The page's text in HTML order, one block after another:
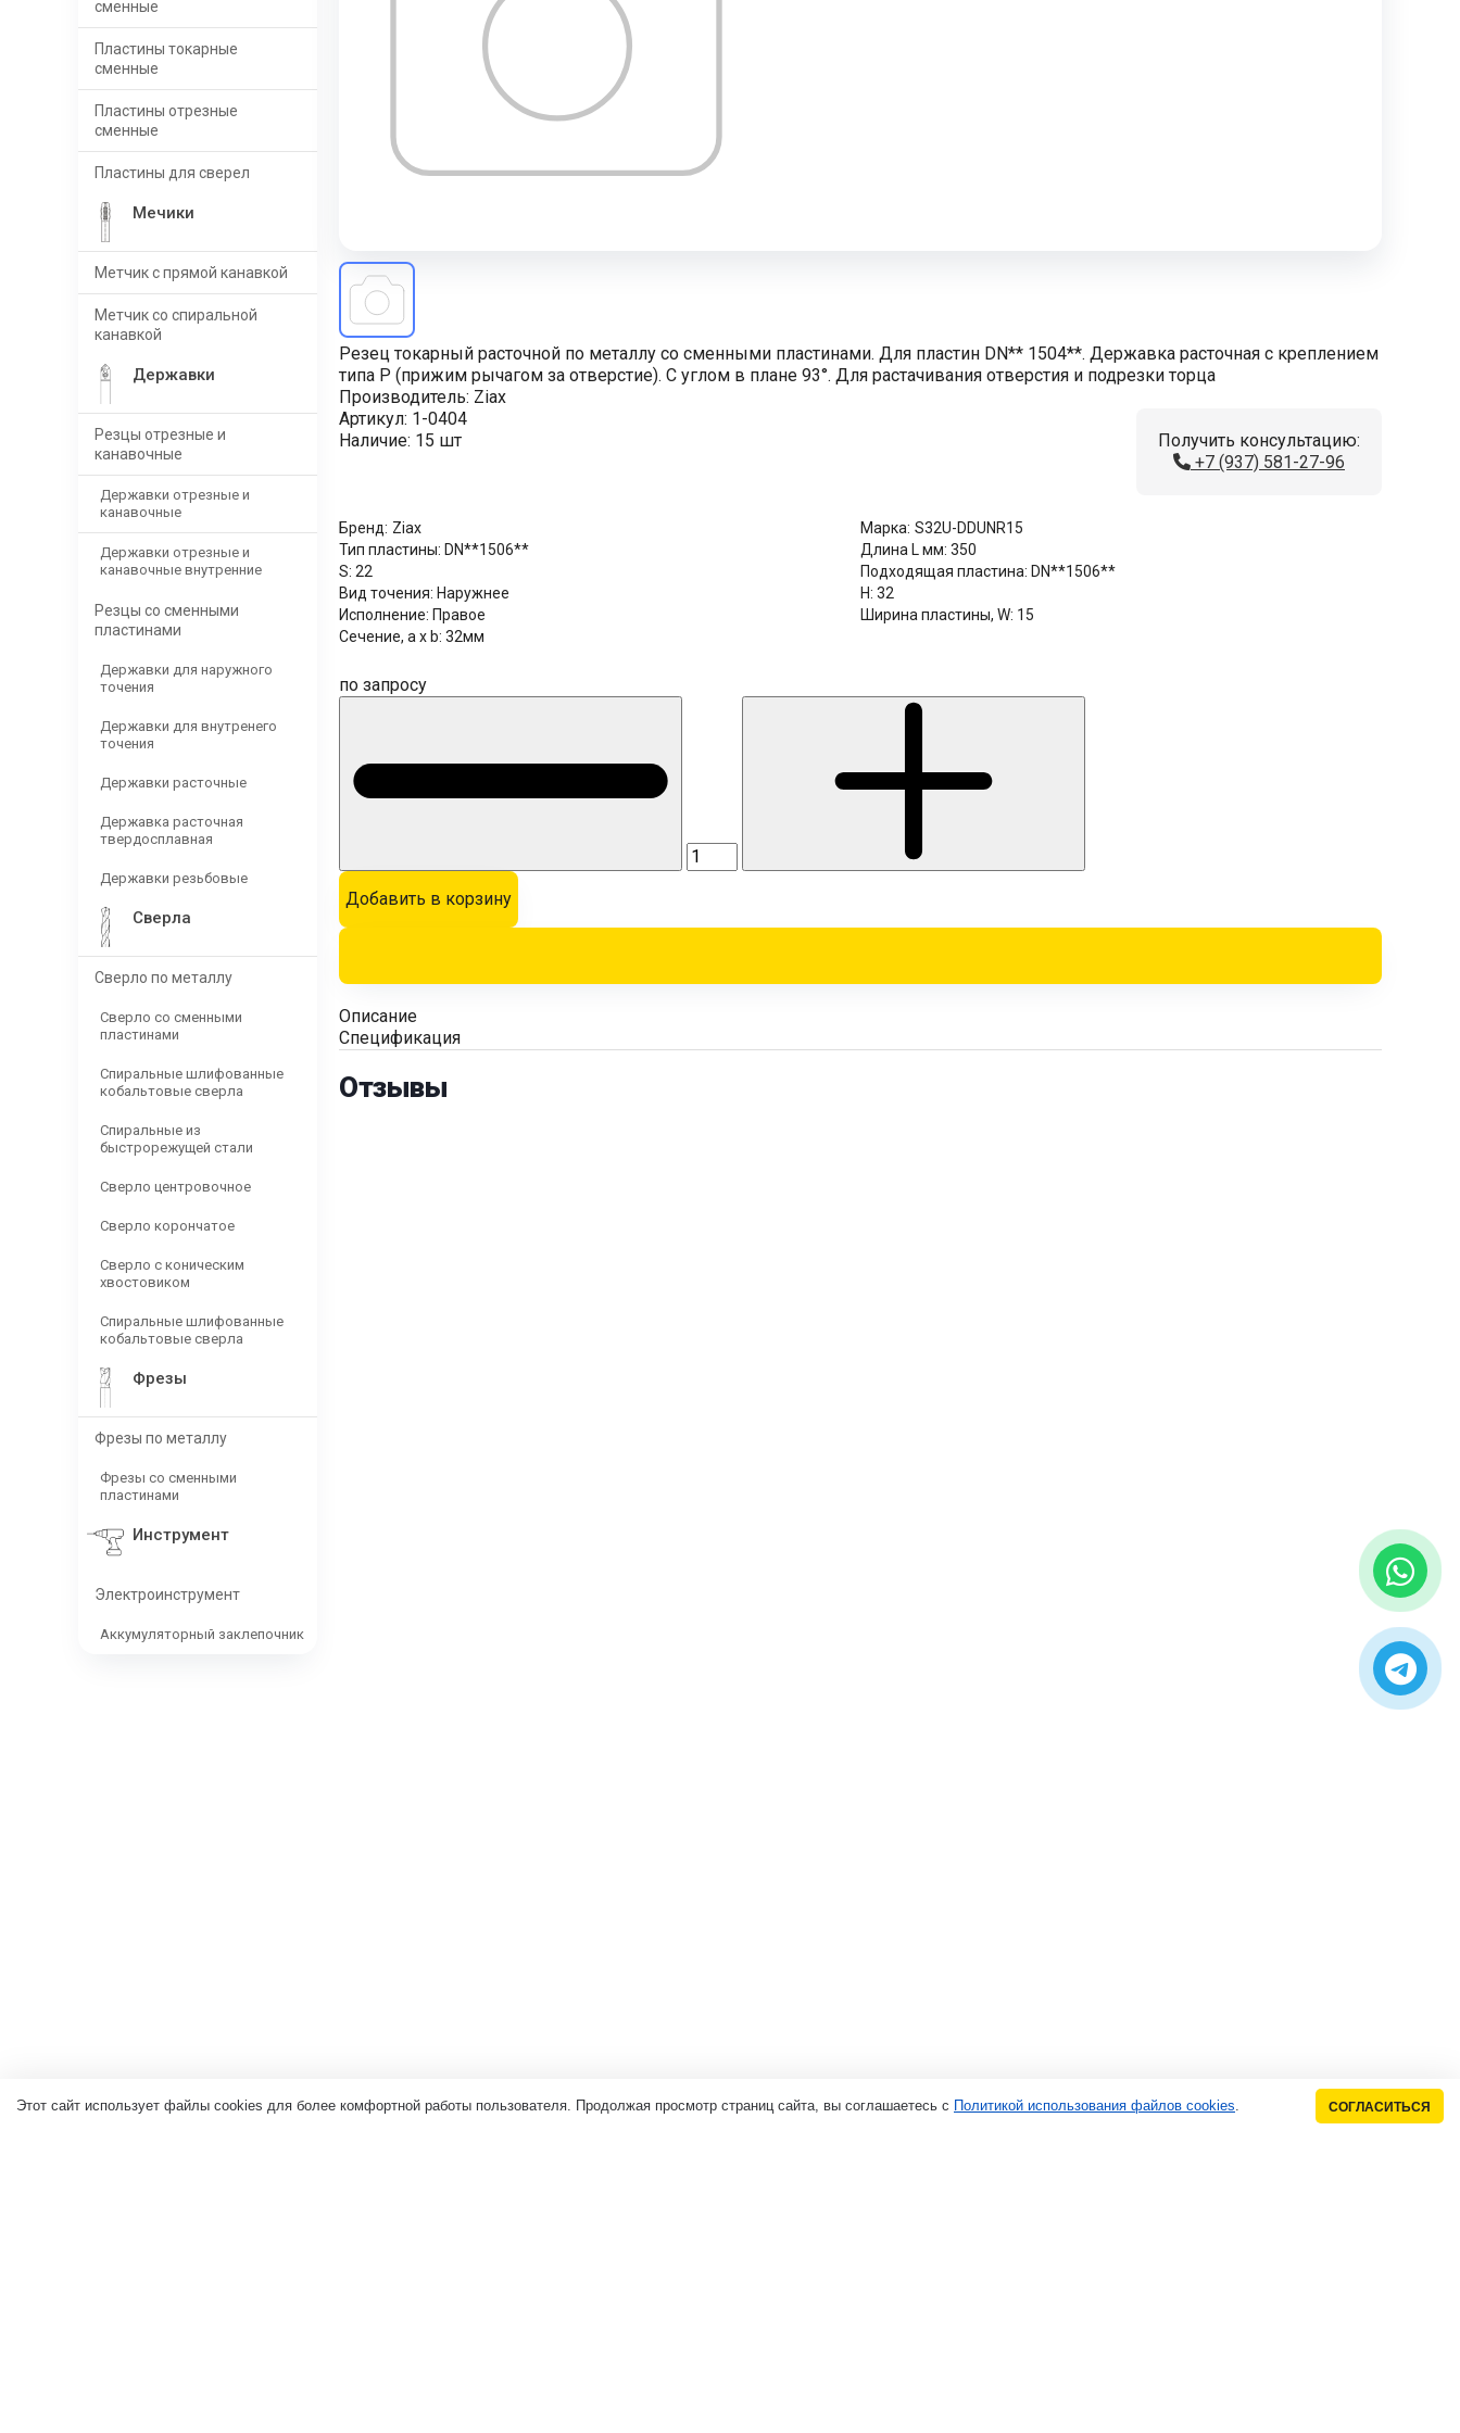
сменные
Пластины токарные
сменные
Пластины отрезные
сменные
Пластины для сверел
Мечики
Метчик с прямой канавкой
Метчик со спиральной
канавкой
Державки
Резцы отрезные и
канавочные
Державки отрезные и
канавочные
Державки отрезные и
канавочные внутренние
Резцы со сменными
пластинами
Державки для наружного
точения
Державки для внутренего
точения
Державки расточные
Державка расточная
твердосплавная
Державки резьбовые
Сверла
Сверло по металлу
Сверло со сменными
пластинами
Спиральные шлифованные
кобальтовые сверла
Спиральные из
быстрорежущей стали
Сверло центровочное
Сверло корончатое
Сверло с коническим
хвостовиком
Спиральные шлифованные
кобальтовые сверла
Фрезы
Фрезы по металлу
Фрезы со сменными
пластинами
Инструмент
Электроинструмент
Аккумуляторный заклепочник
Резец токарный расточной по металлу со сменными пластинами. Для пластин DN** 1504**. Державка расточная с креплением
типа P (прижим рычагом за отверстие). С углом в плане 93°. Для растачивания отверстия и подрезки торца
Получить консультацию:
+7 (937) 581-27-96
Производитель: Ziax
Артикул: 1-0404
Наличие: 15 шт
Бренд: Ziax Марка: S32U-DDUNR15
Тип пластины: DN**1506** Длина L мм: 350
S: 22 Подходящая пластина: DN**1506**
Вид точения: Наружнее H: 32
Исполнение: Правое Ширина пластины, W: 15
Сечение, a x b: 32мм
по запросу
Добавить в корзину
Описание
Спецификация
Отзывы
Этот сайт использует файлы cookies для более комфортной работы пользователя. Продолжая просмотр страниц сайта, вы соглашаетесь с Политикой использования файлов cookies. СОГЛАСИТЬСЯ